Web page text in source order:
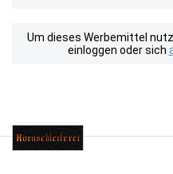
Um dieses Werbemittel
einloggen oder sich